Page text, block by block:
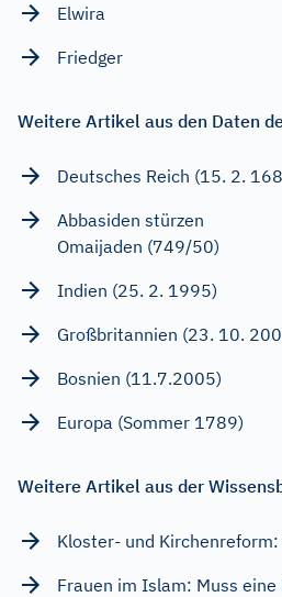
Elwira
Friedger
Weitere Artikel aus den Daten
Deutsches Reich (15. 2.
Abbasiden stürzen
Omaijaden (749/50)
Indien (25. 2. 1995)
Großbritannien (23. 10.
Bosnien (11.7.2005)
Europa (Sommer 1789)
Weitere Artikel aus der
Kloster- und
Frauen im Islam: Muss